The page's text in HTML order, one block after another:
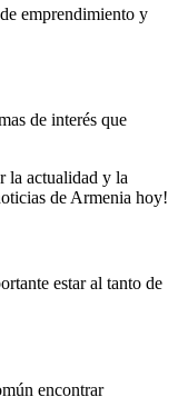
emprendimiento y
de interés que
la actualidad y la
de Armenia hoy!
estar al tanto de
encontrar